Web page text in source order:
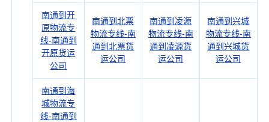
南通到开
原物流专
线-南通到
开原货运
公司
南通到北票
物流专线-南
通到北票货
运公司
南通到凌源
物流专线-南
通到凌源货
运公司
南通到兴城
物流专线-南
通到兴城货
运公司
南通到海
城物流专
线-南通到